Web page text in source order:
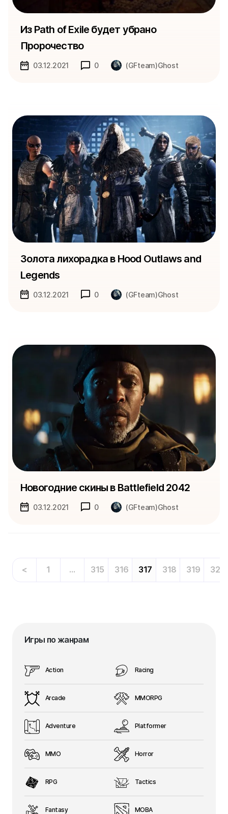
Из Path of Exile будет убрано
Пророчество
03.12.2021 0 (GFteam)Ghost
Золота лихорадка в Hood Outlaws and
Legends
03.12.2021 0 (GFteam)Ghost
Новогодние скины в Battlefield 2042
03.12.2021 0 (GFteam)Ghost
< 1 … 315 316 317 318 319 320
Игры по жанрам
Action
Arcade
Adventure
MMO
RPG
Fantasy
Racing
MMORPG
Platformer
Horror
Tactics
MOBA